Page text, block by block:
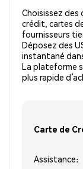
Choisissez des
crédit, cartes
fournisseurs
Déposez des
instantané
La plateforme
plus rapide
Carte de
Assistance: